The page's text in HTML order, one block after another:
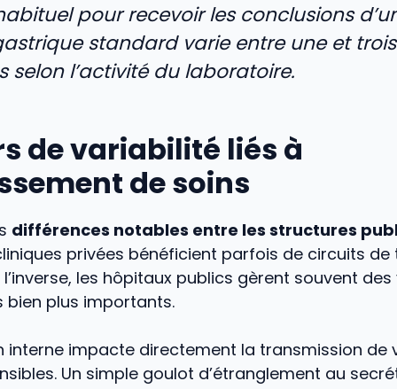
pour recevoir les conclusions
standard varie entre une et trois
selon l’activité du laboratoire.
de variabilité liés à
de soins
différences notables entre les structures
privées bénéficient parfois de circuits
les hôpitaux publics gèrent souvent
bien plus importants.
interne impacte directement la transmission de
Un simple goulot d’étranglement au